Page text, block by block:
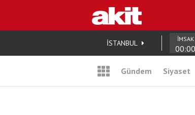
İSTANBUL İMSAK
00:00
Gündem Siyaset